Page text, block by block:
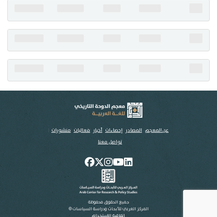
عن المعجم المصادر إحصاءات أخبار فعاليات منشورات
تواصل معنا
جميع الحقوق محفوظة
المركز العربي للأبحاث ودراسة السياسات ©